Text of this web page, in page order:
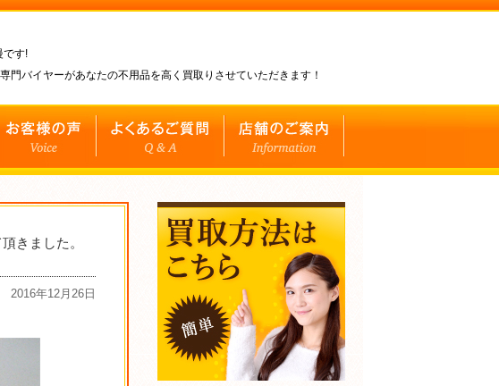
です!
バイヤーがあなたの不用品を高く買取りさせていただきます！
きました。
2016年12月26日